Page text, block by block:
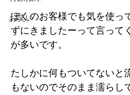
お笑い
ぼくのお客様でも気を使っ
ずにきましたーって言って
が多いです。
たしかに何もついてないと
もないのでそのまま濡らし